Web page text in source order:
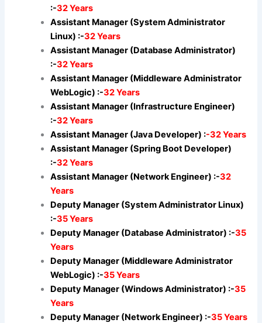
:-32 Years
Assistant Manager (System Administrator
Linux) :-32 Years
Assistant Manager (Database Administrator)
:-32 Years
Assistant Manager (Middleware Administrator
WebLogic) :-32 Years
Assistant Manager (Infrastructure Engineer)
:-32 Years
Assistant Manager (Java Developer) :-32 Years
Assistant Manager (Spring Boot Developer)
:-32 Years
Assistant Manager (Network Engineer) :-32
Years
Deputy Manager (System Administrator Linux)
:-35 Years
Deputy Manager (Database Administrator) :-35
Years
Deputy Manager (Middleware Administrator
WebLogic) :-35 Years
Deputy Manager (Windows Administrator) :-35
Years
Deputy Manager (Network Engineer) :-35 Years